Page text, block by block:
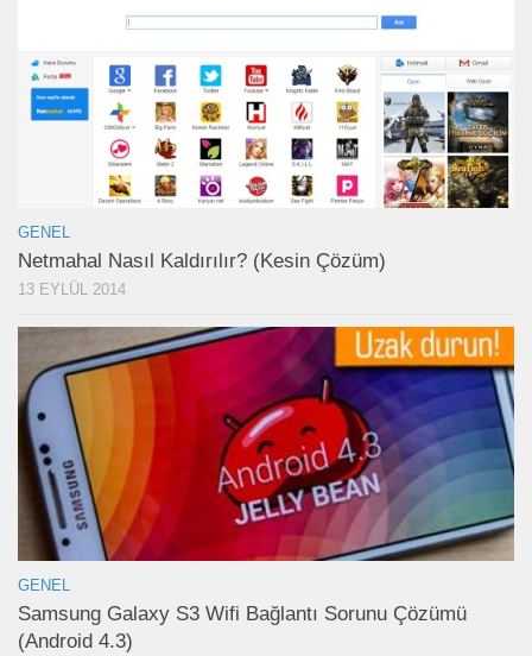
GENEL
Netmahal Nasıl Kaldırılır? (Kesin Çözüm)
13 EYLÜL 2014
GENEL
Samsung Galaxy S3 Wifi Bağlantı Sorunu Çözümü
(Android 4.3)